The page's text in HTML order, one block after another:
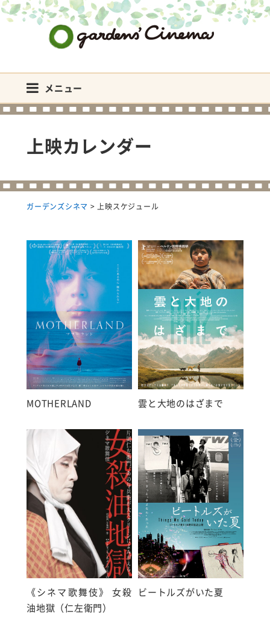
メニュー
上映カレンダー
ガーデンズシネマ >上映スケジュール
MOTHERLAND 雲と大地のはざまで
《シネマ歌舞伎》 女殺
油地獄（仁左衛門）
ビートルズがいた夏